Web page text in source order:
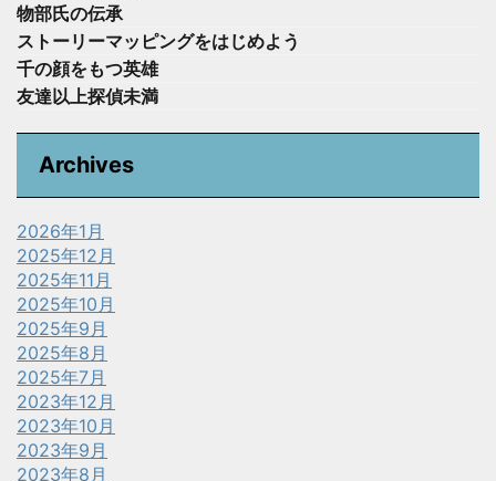
物部氏の伝承
ストーリーマッピングをはじめよう
千の顔をもつ英雄
友達以上探偵未満
Archives
2026年1月
2025年12月
2025年11月
2025年10月
2025年9月
2025年8月
2025年7月
2023年12月
2023年10月
2023年9月
2023年8月